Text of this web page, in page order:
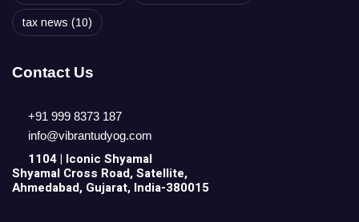
tax news (10)
Contact Us
+91 999 8373 187
info@vibrantudyog.com
1104 | Iconic Shyamal
Shyamal Cross Road, Satellite,
Ahmedabad, Gujarat, India-380015